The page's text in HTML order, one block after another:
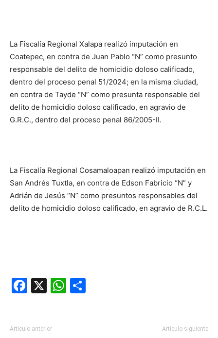
La Fiscalía Regional Xalapa realizó imputación en
Coatepec, en contra de Juan Pablo “N” como presunto
responsable del delito de homicidio doloso calificado,
dentro del proceso penal 51/2024; en la misma ciudad,
en contra de Tayde “N” como presunta responsable del
delito de homicidio doloso calificado, en agravio de
G.R.C., dentro del proceso penal 86/2005-II.
La Fiscalía Regional Cosamaloapan realizó imputación en
San Andrés Tuxtla, en contra de Edson Fabricio “N” y
Adrián de Jesús “N” como presuntos responsables del
delito de homicidio doloso calificado, en agravio de R.C.L.
Facebook
X WhatsApp
Artículo anterior Artículo siguiente